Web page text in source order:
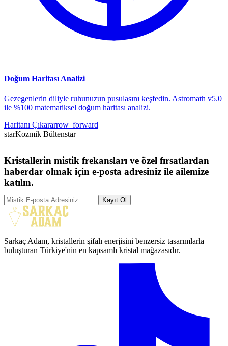
Doğum Haritası Analizi
Gezegenlerin diliyle ruhunuzun pusulasını keşfedin. Astromath v5.0
ile %100 matematiksel doğum haritası analizi.
Haritanı Çıkararrow_forward
starKozmik Bültenstar
Kristallerin mistik frekansları ve özel fırsatlardan
haberdar olmak için e-posta adresiniz ile ailemize
katılın.
Kayıt Ol
Sarkaç Adam, kristallerin şifalı enerjisini benzersiz tasarımlarla
buluşturan Türkiye'nin en kapsamlı kristal mağazasıdır.